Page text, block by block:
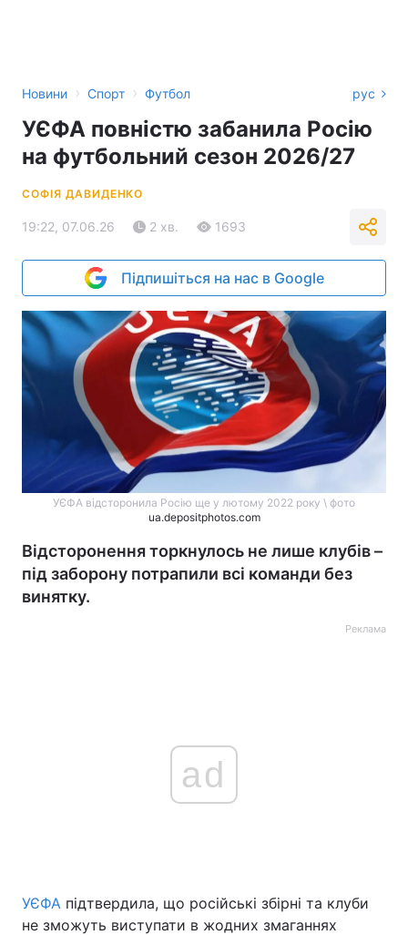
Новини › Спорт › Футбол рус
УЄФА повністю забанила Росію
на футбольний сезон 2026/27
СОФІЯ ДАВИДЕНКО
19:22, 07.06.26 2 хв. 1693
Підпишіться на нас в Google
УЄФА відсторонила Росію ще у лютому 2022 року \ фото
ua.depositphotos.com
Відсторонення торкнулось не лише клубів –
під заборону потрапили всі команди без
винятку.
Реклама
ad
УЄФА підтвердила, що російські збірні та клуби
не зможуть виступати в жодних змаганнях